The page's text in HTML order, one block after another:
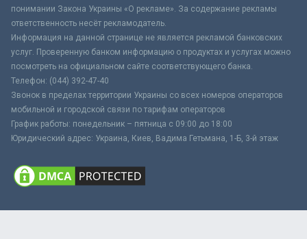
понимании Закона Украины «О рекламе». За содержание рекламы
ответственность несёт рекламодатель.
Информация на данной странице не является рекламой банковских
услуг. Проверенную банком информацию о продуктах и услугах можно
посмотреть на официальном сайте соответствующего банка.
Телефон: (044) 392-47-40
Звонок в пределах территории Украины со всех номеров операторов
мобильной и городской связи по тарифам операторов
График работы: понедельник – пятница с 09:00 до 18:00
Юридический адрес: Украина, Киев, Вадима Гетьмана, 1-Б, 3-й этаж